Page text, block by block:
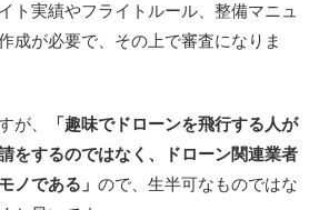
ト実績やフライトルール、整備マニュ
成が必要で、その上で審査になりま
が、
「趣味でドローンを飛行する人が
をするのではなく、ドローン関連業者
ノである」 ので、生半可なものではな